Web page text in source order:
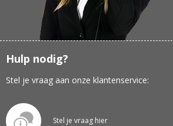
Hulp nodig?
Stel je vraag aan onze klantenservice:
Stel je vraag hier